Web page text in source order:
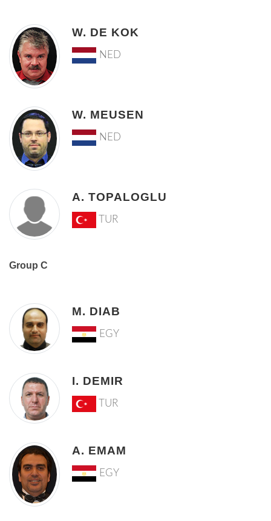
W. DE KOK
NED
W. MEUSEN
NED
A. TOPALOGLU
TUR
Group C
M. DIAB
EGY
I. DEMIR
TUR
A. EMAM
EGY